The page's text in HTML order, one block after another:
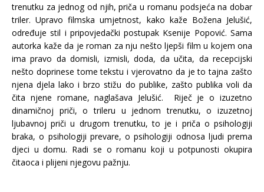
trenutku za jednog od njih, priča u romanu podsjeća na dobar
triler. Upravo filmska umjetnost, kako kaže Božena Jelušić,
određuje stil i pripovjedački postupak Ksenije Popović. Sama
autorka kaže da je roman za nju nešto ljepši film u kojem ona
ima pravo da domisli, izmisli, doda, da učita, da recepcijski
nešto doprinese tome tekstu i vjerovatno da je to tajna zašto
njena djela lako i brzo stižu do publike, zašto publika voli da
čita njene romane, naglašava Jelušić. Riječ je o izuzetno
dinamičnoj priči, o trileru u jednom trenutku, o izuzetnoj
ljubavnoj priči u drugom trenutku, to je i priča o psihologiji
braka, o psihologiji prevare, o psihologiji odnosa ljudi prema
djeci u domu. Radi se o romanu koji u potpunosti okupira
čitaoca i plijeni njegovu pažnju.